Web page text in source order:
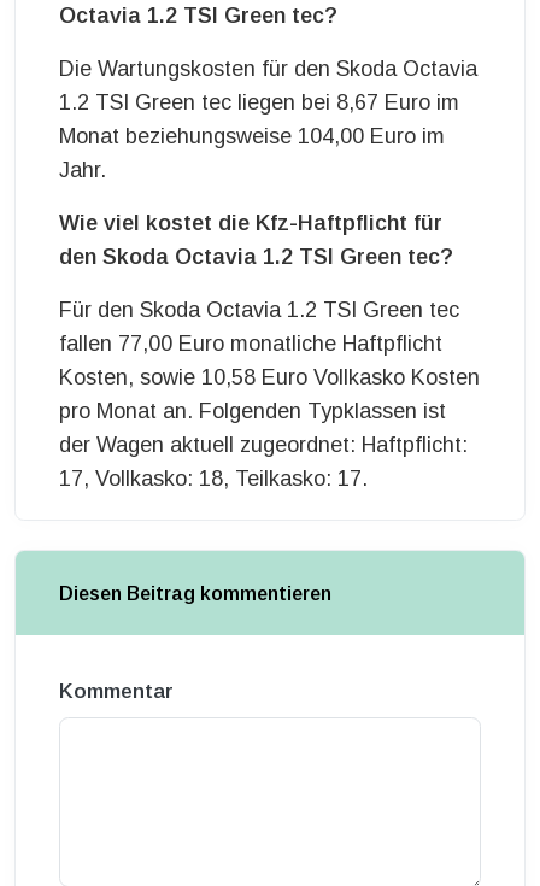
Octavia 1.2 TSI Green tec?
Die Wartungskosten für den Skoda Octavia
1.2 TSI Green tec liegen bei 8,67 Euro im
Monat beziehungsweise 104,00 Euro im
Jahr.
Wie viel kostet die Kfz-Haftpflicht für
den Skoda Octavia 1.2 TSI Green tec?
Für den Skoda Octavia 1.2 TSI Green tec
fallen 77,00 Euro monatliche Haftpflicht
Kosten, sowie 10,58 Euro Vollkasko Kosten
pro Monat an. Folgenden Typklassen ist
der Wagen aktuell zugeordnet: Haftpflicht:
17, Vollkasko: 18, Teilkasko: 17.
Diesen Beitrag kommentieren
Kommentar